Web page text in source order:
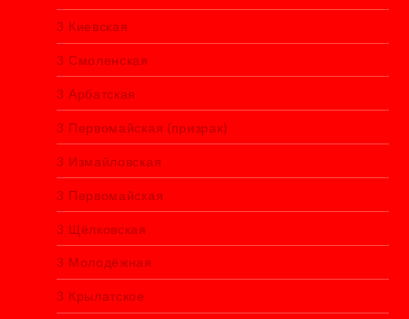
3 Киевская
3 Смоленская
3 Арбатская
3 Первомайская (призрак)
3 Измайловская
3 Первомайская
3 Щёлковская
3 Молодёжная
3 Крылатское